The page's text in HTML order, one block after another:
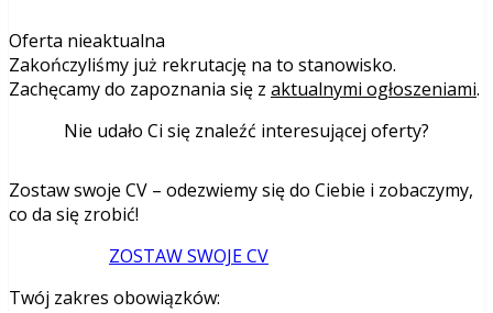
Oferta nieaktualna
Zakończyliśmy już rekrutację na to stanowisko.
Zachęcamy do zapoznania się z aktualnymi ogłoszeniami.
Nie udało Ci się znaleźć interesującej oferty?
Zostaw swoje CV – odezwiemy się do Ciebie i zobaczymy,
co da się zrobić!
ZOSTAW SWOJE CV
Twój zakres obowiązków: